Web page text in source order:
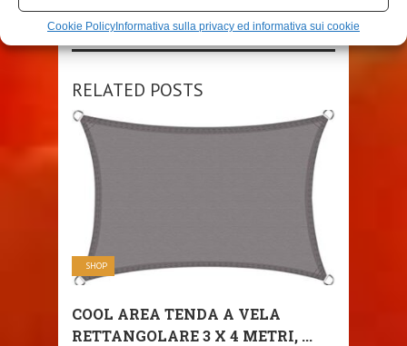
Cookie Policy Informativa sulla privacy ed informativa sui cookie
RELATED POSTS
SHOP
COOL AREA TENDA A VELA
RETTANGOLARE 3 X 4 METRI, ...